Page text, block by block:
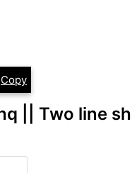
Copy
|| Two line